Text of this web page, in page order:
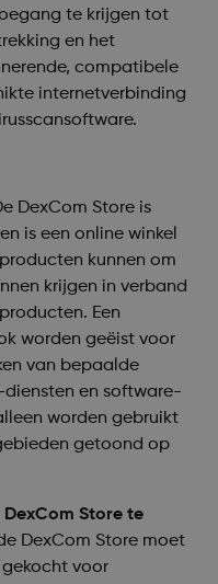
te krijgen tot
en het
compatibele
internetverbinding
DexCom Store is
is een online winkel
kunnen om
krijgen in verband
Een
worden geëist voor
van bepaalde
en software-
worden gebruikt
getoond op
Store te
DexCom Store moet
voor